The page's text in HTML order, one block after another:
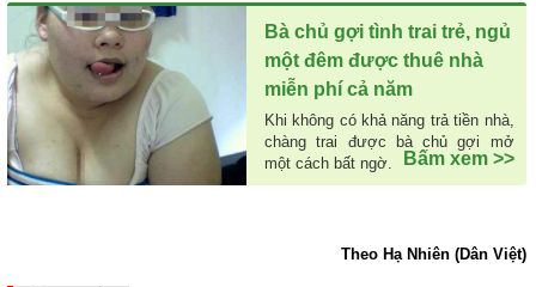
Bà chủ gợi tình trai trẻ, ngủ
một đêm được thuê nhà
miễn phí cả năm
Khi không có khả năng trả tiền nhà,
chàng trai được bà chủ gợi mở
một cách bất ngờ.
Bấm xem >>
Theo Hạ Nhiên (Dân Việt)